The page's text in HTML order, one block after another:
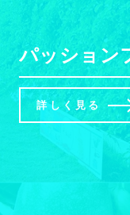
パッション
詳しく見る